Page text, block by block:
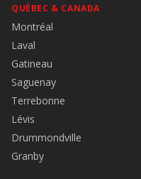
QUÉBEC & CANADA
Montréal
Laval
Gatineau
Saguenay
Terrebonne
Lévis
Drummondville
Granby